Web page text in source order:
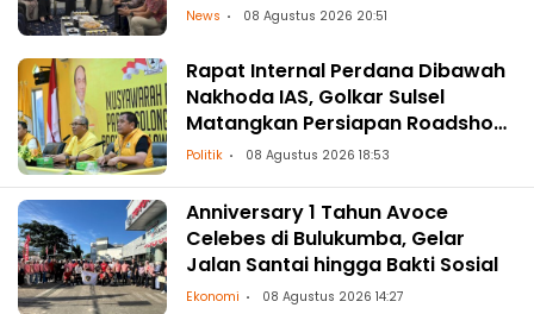
News 08 Agustus 2026 20:51
Rapat Internal Perdana Dibawah
Nakhoda IAS, Golkar Sulsel
Matangkan Persiapan Roadshow
ke Daerah
Politik 08 Agustus 2026 18:53
Anniversary 1 Tahun Avoce
Celebes di Bulukumba, Gelar
Jalan Santai hingga Bakti Sosial
Ekonomi 08 Agustus 2026 14:27